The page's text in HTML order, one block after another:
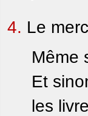
4. Le
Même
Et
les